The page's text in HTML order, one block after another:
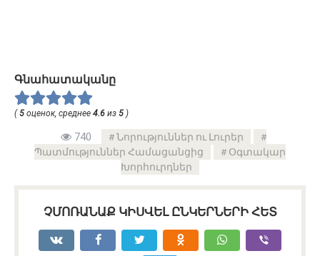
Գնահատականը
(5 оценок, среднее 4.6 из 5 )
740
Նորություններ ու Լուրեր
Պատմություններ Համացանցից
Օգտակար
Խորհուրդներ
ՉՄՈՌԱՆԱՔ ԿԻՍՎԵԼ ԸՆԿԵՐՆԵՐԻ ՀԵՏ